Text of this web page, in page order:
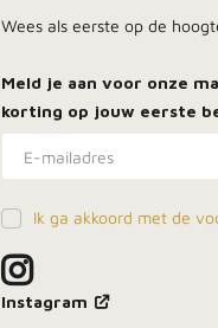
Wees als eerste op de
Meld je aan voor onze
korting op jouw eerste
Ik ga akkoord met de
Instagram